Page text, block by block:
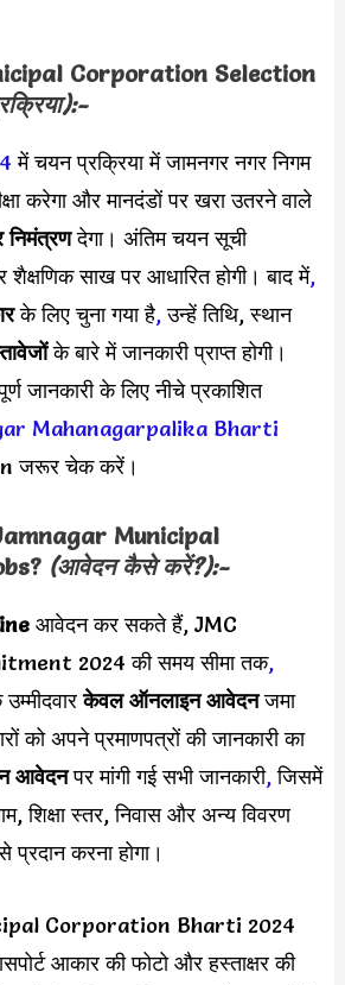
Corporation Selection
में चयन प्रक्रिया में जामनगर नगर निगम
करेगा और मानदंडों पर खरा उतरने वाले
निमंत्रणदेगा। अंतिम चयन सूची
साख पर आधारित होगी। बाद में,
के लिए चुना गया है,उन्हें तिथि, स्थान
के बारे में जानकारी प्राप्त होगी।
जानकारी के लिए नीचे प्रकाशित
Mahanagarpalika Bharti
जरूर चेक करें।
Municipal
(आवेदन कैसे करें?):-
आवेदन कर सकते हैं, JMC
2024 की समय सीमा तक,
केवल ऑनलाइन आवेदनजमा
को अपने प्रमाणपत्रों की जानकारी का
आवेदनपर मांगी गई सभी जानकारी,जिसमें
शिक्षा स्तर, निवास और अन्य विवरण
करना होगा।
Corporation Bharti 2024
आकार की फोटो और हस्ताक्षर की